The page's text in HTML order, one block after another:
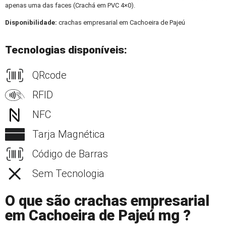
apenas uma das faces (Crachá em PVC 4×0).
Disponibilidade: crachas empresarial em Cachoeira de Pajeú
Tecnologias disponíveis:
QRcode
RFID
NFC
Tarja Magnética
Código de Barras
Sem Tecnologia
O que são crachas empresarial
em Cachoeira de Pajeú mg ?